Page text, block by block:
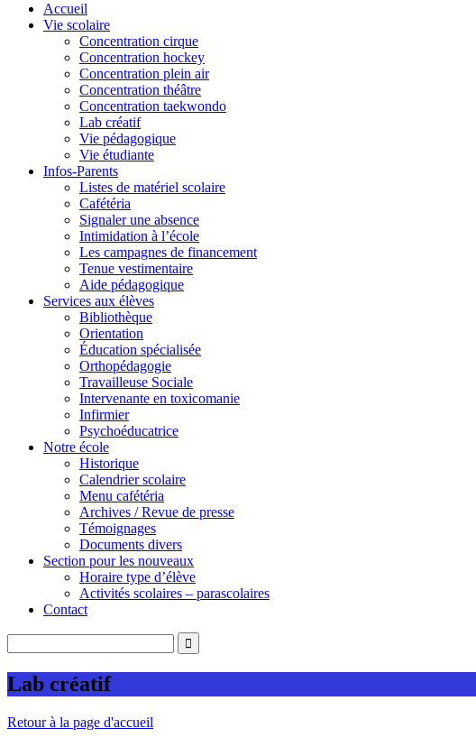
Accueil
Vie scolaire
Concentration cirque
Concentration hockey
Concentration plein air
Concentration théâtre
Concentration taekwondo
Lab créatif
Vie pédagogique
Vie étudiante
Infos-Parents
Listes de matériel scolaire
Cafétéria
Signaler une absence
Intimidation à l’école
Les campagnes de financement
Tenue vestimentaire
Aide pédagogique
Services aux élèves
Bibliothèque
Orientation
Éducation spécialisée
Orthopédagogie
Travailleuse Sociale
Intervenante en toxicomanie
Infirmier
Psychoéducatrice
Notre école
Historique
Calendrier scolaire
Menu cafétéria
Archives / Revue de presse
Témoignages
Documents divers
Section pour les nouveaux
Horaire type d’élève
Activités scolaires – parascolaires
Contact
Lab créatif
Retour à la page d'accueil